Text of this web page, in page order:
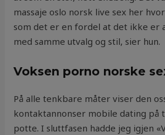
massaje oslo norsk live sex her
som det er en fordel at det ikke er
med samme utvalg og stil, sier hun.
Voksen porno norske
På alle tenkbare måter viser den
kontaktannonser mobile dating på
potte. I sluttfasen hadde jeg igjen